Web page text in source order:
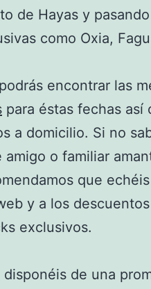
de Hayas y
como Oxia,
encontrar las
para éstas fechas así
a domicilio. Si no
amigo o familiar
que
y a los
exclusivos.
de una